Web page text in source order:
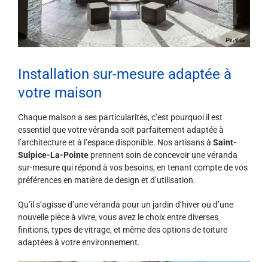
Installation sur-mesure adaptée à
votre maison
Chaque maison a ses particularités, c’est pourquoi il est
essentiel que votre véranda soit parfaitement adaptée à
l’architecture et à l’espace disponible. Nos artisans à Saint-
Sulpice-La-Pointe prennent soin de concevoir une véranda
sur-mesure qui répond à vos besoins, en tenant compte de vos
préférences en matière de design et d’utilisation.
Qu’il s’agisse d’une véranda pour un jardin d’hiver ou d’une
nouvelle pièce à vivre, vous avez le choix entre diverses
finitions, types de vitrage, et même des options de toiture
adaptées à votre environnement.